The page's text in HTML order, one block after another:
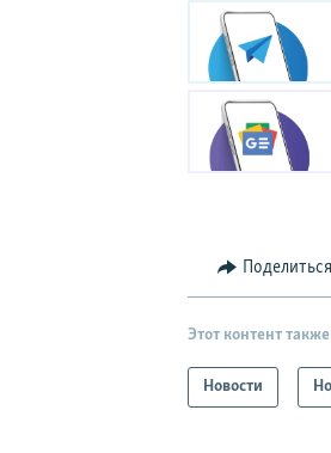
Поделиться
Этот контент
Новости